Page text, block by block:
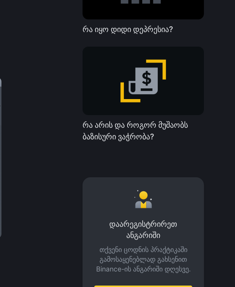
რა იყო დიდი დეპრესია?
რა არის და როგორ მუშაობს
ბაზისური ვაჭრობა?
დაარეგისტრირეთ
ანგარიში
თქვენი ცოდნის პრაქტიკაში
გამოსაყენებლად გახსენით
Binance-ის ანგარიში დღესვე.